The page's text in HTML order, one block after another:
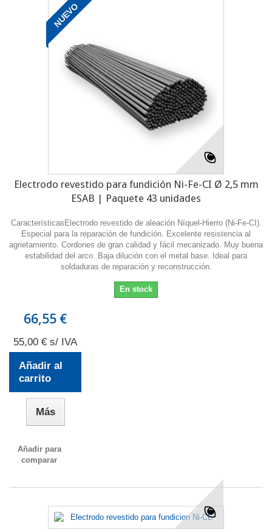
NUEVO
Electrodo revestido para fundición Ni-Fe-CI Ø 2,5 mm
ESAB | Paquete 43 unidades
CaracterísticasElectrodo revestido de aleación Níquel-Hierro (Ni-Fe-CI).
Especial para la reparación de fundición. Excelente resistencia al
agrietamiento. Cordones de gran calidad y fácil mecanizado. Muy buena
estabilidad del arco. Baja dilución con el metal base. Ideal para
soldaduras de reparación y reconstrucción.
En stock
66,55 €
55,00 € s/ IVA
Añadir al
carrito
Más
Añadir para
comparar